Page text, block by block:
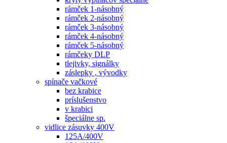
rámček 1-násobný
rámček 2-násobný
rámček 3-násobný
rámček 4-násobný
rámček 5-násobný
rámčeky DLP
tlejivky, signálky
záslepky , vývodky
spínače vačkové
bez krabice
príslušenstvo
v krabici
špeciálne sp.
vidlice zásuvky 400V
125A/400V